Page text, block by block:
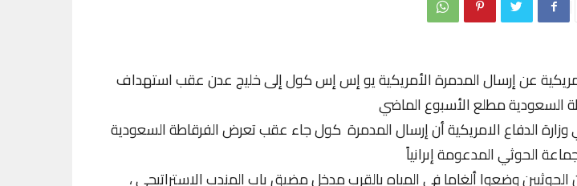
عن إرسال المدمرة الأمريكية يو إس إس كول إلى خليج عدن عقب استهداف
الدفاع الامريكية أن إرسال المدمرة كول جاء عقب تعرض الفرقاطة السعودية
الحوثيين وضعوا ألغاما في المياه بالقرب مدخل مضيق باب المندب الاستراتيجي ،